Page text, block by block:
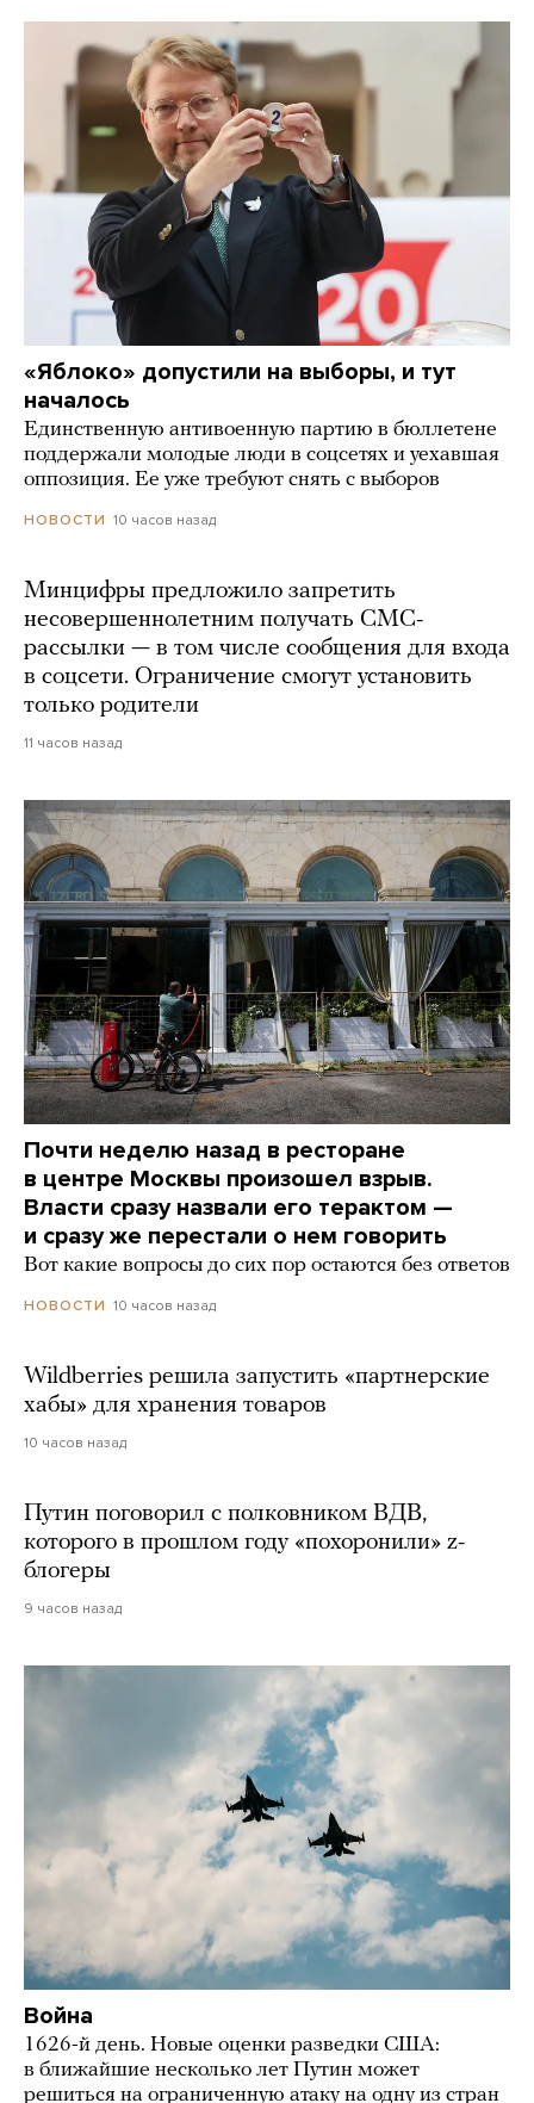
«Яблоко» допустили на выборы, и тут
началось
Единственную антивоенную партию в бюллетене
поддержали молодые люди в соцсетях и уехавшая
оппозиция. Ее уже требуют снять с выборов
НОВОСТИ 10 часов назад
Минцифры предложило запретить
несовершеннолетним получать СМС-
рассылки — в том числе сообщения для входа
в соцсети. Ограничение смогут установить
только родители
11 часов назад
Почти неделю назад в ресторане
в центре Москвы произошел взрыв.
Власти сразу назвали его терактом —
и сразу же перестали о нем говорить
Вот какие вопросы до сих пор остаются без ответов
НОВОСТИ 10 часов назад
Wildberries решила запустить «партнерские
хабы» для хранения товаров
10 часов назад
Путин поговорил с полковником ВДВ,
которого в прошлом году «похоронили» z-
блогеры
9 часов назад
Война
1626-й день. Новые оценки разведки США:
в ближайшие несколько лет Путин может
решиться на ограниченную атаку на одну из стран